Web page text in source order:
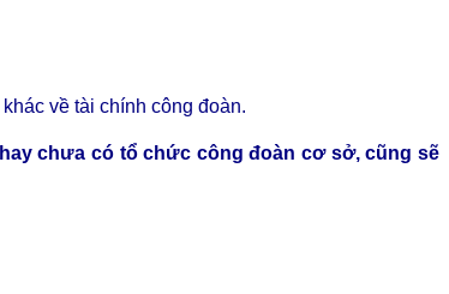
về tài chính công đoàn.
chưa có tổ chức công đoàn cơ sở, cũng sẽ